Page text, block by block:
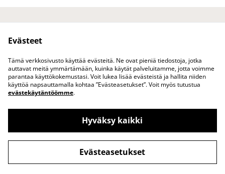
Tietosuojakäytäntö
Tuotteet
©2026
www.vuokatinasema.fi vohvelikahvila &
puoti Vuokatissa
powered by
Evästeet
Tämä verkkosivusto käyttää evästeitä. Ne ovat pieniä tiedostoja, jotka
auttavat meitä ymmärtämään, kuinka käytät palveluitamme, jotta voimme
parantaa käyttökokemustasi. Voit lukea lisää evästeistä ja hallita niiden
käyttöä napsauttamalla kohtaa ”Evästeasetukset”. Voit myös tutustua
evästekäytäntöömme.
Hyväksy kaikki
Evästeasetukset